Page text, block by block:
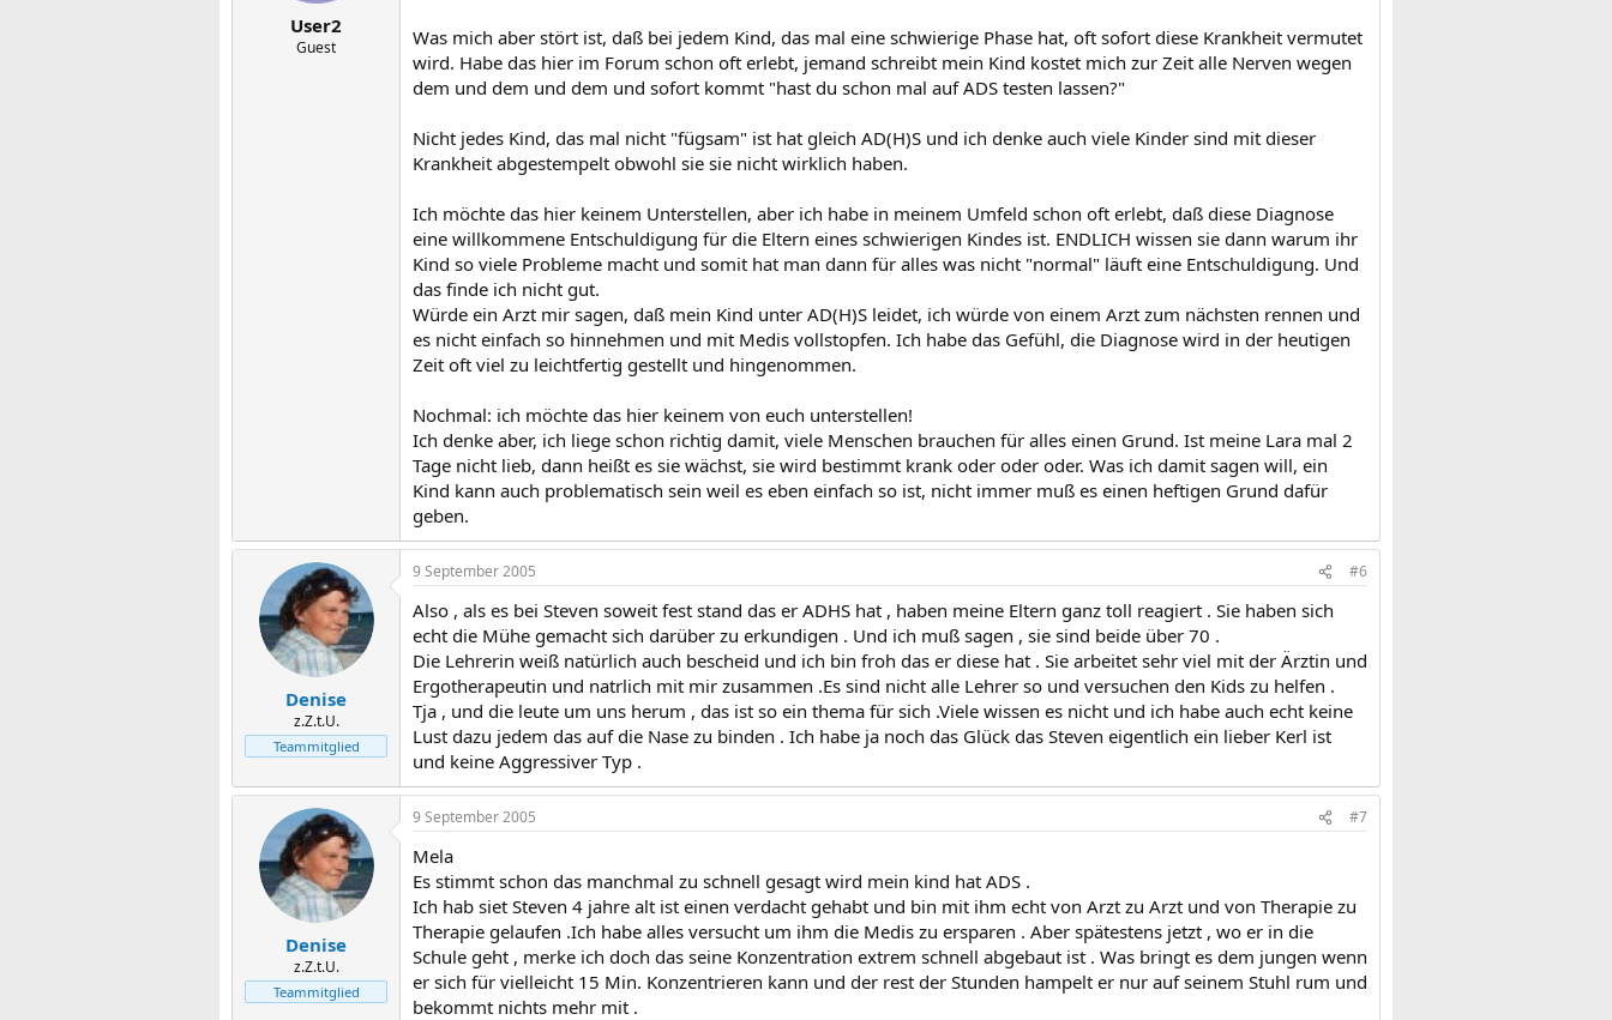
User2
Guest
Was mich aber stört ist, daß bei jedem Kind, das mal eine schwierige Phase hat, oft sofort diese Krankheit vermutet
wird. Habe das hier im Forum schon oft erlebt, jemand schreibt mein Kind kostet mich zur Zeit alle Nerven wegen
dem und dem und dem und sofort kommt "hast du schon mal auf ADS testen lassen?"
Nicht jedes Kind, das mal nicht "fügsam" ist hat gleich AD(H)S und ich denke auch viele Kinder sind mit dieser
Krankheit abgestempelt obwohl sie sie nicht wirklich haben.
Ich möchte das hier keinem Unterstellen, aber ich habe in meinem Umfeld schon oft erlebt, daß diese Diagnose
eine willkommene Entschuldigung für die Eltern eines schwierigen Kindes ist. ENDLICH wissen sie dann warum ihr
Kind so viele Probleme macht und somit hat man dann für alles was nicht "normal" läuft eine Entschuldigung. Und
das finde ich nicht gut.
Würde ein Arzt mir sagen, daß mein Kind unter AD(H)S leidet, ich würde von einem Arzt zum nächsten rennen und
es nicht einfach so hinnehmen und mit Medis vollstopfen. Ich habe das Gefühl, die Diagnose wird in der heutigen
Zeit oft viel zu leichtfertig gestellt und hingenommen.
Nochmal: ich möchte das hier keinem von euch unterstellen!
Ich denke aber, ich liege schon richtig damit, viele Menschen brauchen für alles einen Grund. Ist meine Lara mal 2
Tage nicht lieb, dann heißt es sie wächst, sie wird bestimmt krank oder oder oder. Was ich damit sagen will, ein
Kind kann auch problematisch sein weil es eben einfach so ist, nicht immer muß es einen heftigen Grund dafür
geben.
Denise
z.Z.t.U.
Teammitglied
9 September 2005 #6
Also , als es bei Steven soweit fest stand das er ADHS hat , haben meine Eltern ganz toll reagiert . Sie haben sich
echt die Mühe gemacht sich darüber zu erkundigen . Und ich muß sagen , sie sind beide über 70 .
Die Lehrerin weiß natürlich auch bescheid und ich bin froh das er diese hat . Sie arbeitet sehr viel mit der Ärztin und
Ergotherapeutin und natrlich mit mir zusammen .Es sind nicht alle Lehrer so und versuchen den Kids zu helfen .
Tja , und die leute um uns herum , das ist so ein thema für sich .Viele wissen es nicht und ich habe auch echt keine
Lust dazu jedem das auf die Nase zu binden . Ich habe ja noch das Glück das Steven eigentlich ein lieber Kerl ist
und keine Aggressiver Typ .
Denise
z.Z.t.U.
Teammitglied
9 September 2005 #7
Mela
Es stimmt schon das manchmal zu schnell gesagt wird mein kind hat ADS .
Ich hab siet Steven 4 jahre alt ist einen verdacht gehabt und bin mit ihm echt von Arzt zu Arzt und von Therapie zu
Therapie gelaufen .Ich habe alles versucht um ihm die Medis zu ersparen . Aber spätestens jetzt , wo er in die
Schule geht , merke ich doch das seine Konzentration extrem schnell abgebaut ist . Was bringt es dem jungen wenn
er sich für vielleicht 15 Min. Konzentrieren kann und der rest der Stunden hampelt er nur auf seinem Stuhl rum und
bekommt nichts mehr mit .